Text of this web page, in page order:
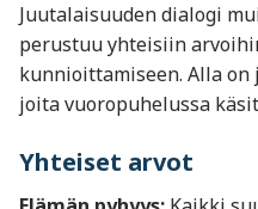
Juutalaisuuden dialogi
perustuu yhteisiin
kunnioittamiseen. Alla
joita vuoropuhelussa
Yhteiset arvot